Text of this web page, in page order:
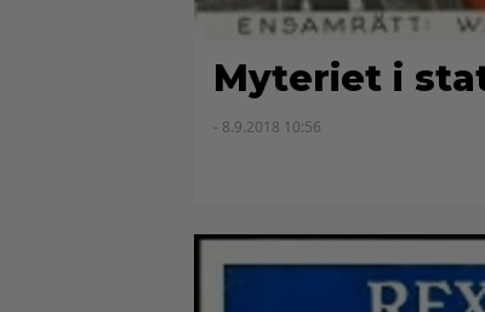
Myteriet i
- 8.9.2018 10:56